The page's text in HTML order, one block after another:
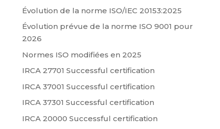
Évolution de la norme ISO/IEC 20153:2025
Évolution prévue de la norme ISO 9001 pour
2026
Normes ISO modifiées en 2025
IRCA 27701 Successful certification
IRCA 37001 Successful certification
IRCA 37301 Successful certification
IRCA 20000 Successful certification